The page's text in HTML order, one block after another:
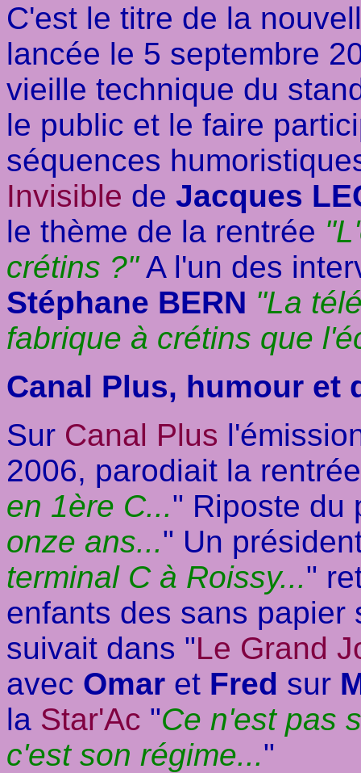
C'est le titre de la
lancée le 5 septembre
vieille technique du
le public et le faire
séquences
Invisible de Jacques
le thème de la rentrée
crétins ?"A l'un des
Stéphane BERN "La
fabrique à crétins que
Canal Plus, humour et
Sur Canal Plus
2006, parodiait la
en 1ère C..." Riposte du
onze ans..." Un
terminal C à Roissy..."
enfants des sans papier
suivait dans "Le Grand
avec Omar et Fred sur
la Star'Ac "Ce n'est pas
c'est son régime..."